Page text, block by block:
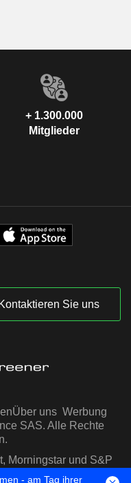
+ 1.300.000
Mitglieder
Kontaktieren Sie uns
Über uns Werbung
SAS. Alle Rechte
Morningstar und S&P
gestellt
- am Tag ihrer